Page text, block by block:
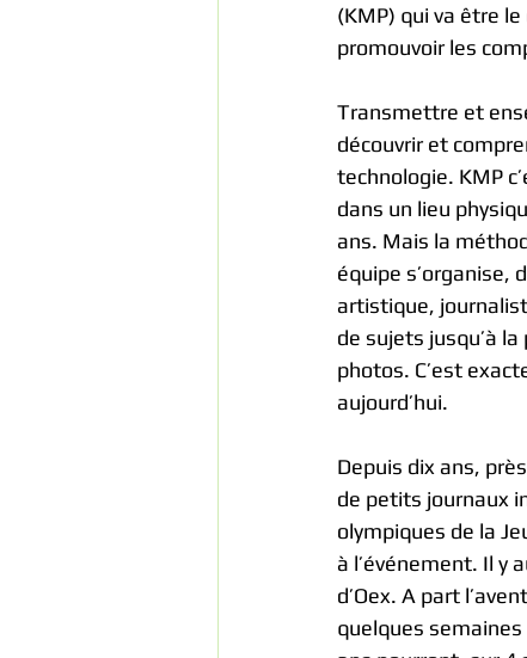
(KMP) qui va être
promouvoir les
Transmettre et
découvrir et
technologie. KMP
dans un lieu
ans. Mais la
équipe s’organise,
artistique,
de sujets jusqu’à
photos. C’est
aujourd’hui.
Depuis dix ans,
de petits journaux
olympiques de la
à l’événement. Il y
d’Oex. A part
quelques